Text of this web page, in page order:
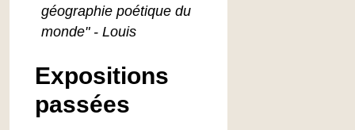
géographie poétique du
monde" - Louis
Expositions
passées